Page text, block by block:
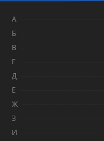
А
Б
В
Г
Д
Е
Ж
З
И